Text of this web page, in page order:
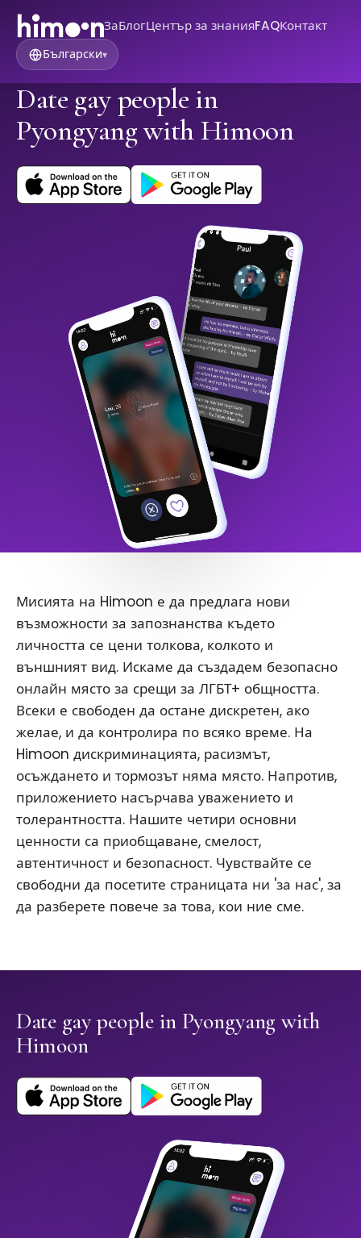
ЗаБлогЦентър за знанияFAQКонтакт
Български▾
Date gay people in
Pyongyang with Himoon
Мисията на Himoon е да предлага нови
възможности за запознанства където
личността се цени толкова, колкото и
външният вид. Искаме да създадем безопасно
онлайн място за срещи за ЛГБТ+ общността.
Всеки е свободен да остане дискретен, ако
желае, и да контролира по всяко време. На
Himoon дискриминацията, расизмът,
осъждането и тормозът няма място. Напротив,
приложението насърчава уважението и
толерантността. Нашите четири основни
ценности са приобщаване, смелост,
автентичност и безопасност. Чувствайте се
свободни да посетите страницата ни 'за нас', за
да разберете повече за това, кои ние сме.
Date gay people in Pyongyang with
Himoon